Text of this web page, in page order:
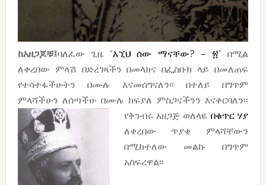
ከአዘጋጆቹ፤ባለፈው ጊዜ “እኚህ ሰው ማናቸው? – ፳” በሚል
ለቀረበው ምላሽ በድረገጻችን በመላክና በፌስቡክ ላይ በመለጠፍ
የተሳተፋችሁትን በሙሉ እናመሰግናለን፡፡ በተለይ በግጥም
ምላሻችሁን ለሰጣችሁ በሙሉ ከፍያለ ምስጋናችንንእናቀርባለን፡፡
የቅንብሩ አዘጋጅ ወለላዬ በቁጥር ሃያ
ለቀረበው ጥያቄ ምላሻቸውን
በሚከተለው መልኩ በግጥም
አስፍረዋል፡፡